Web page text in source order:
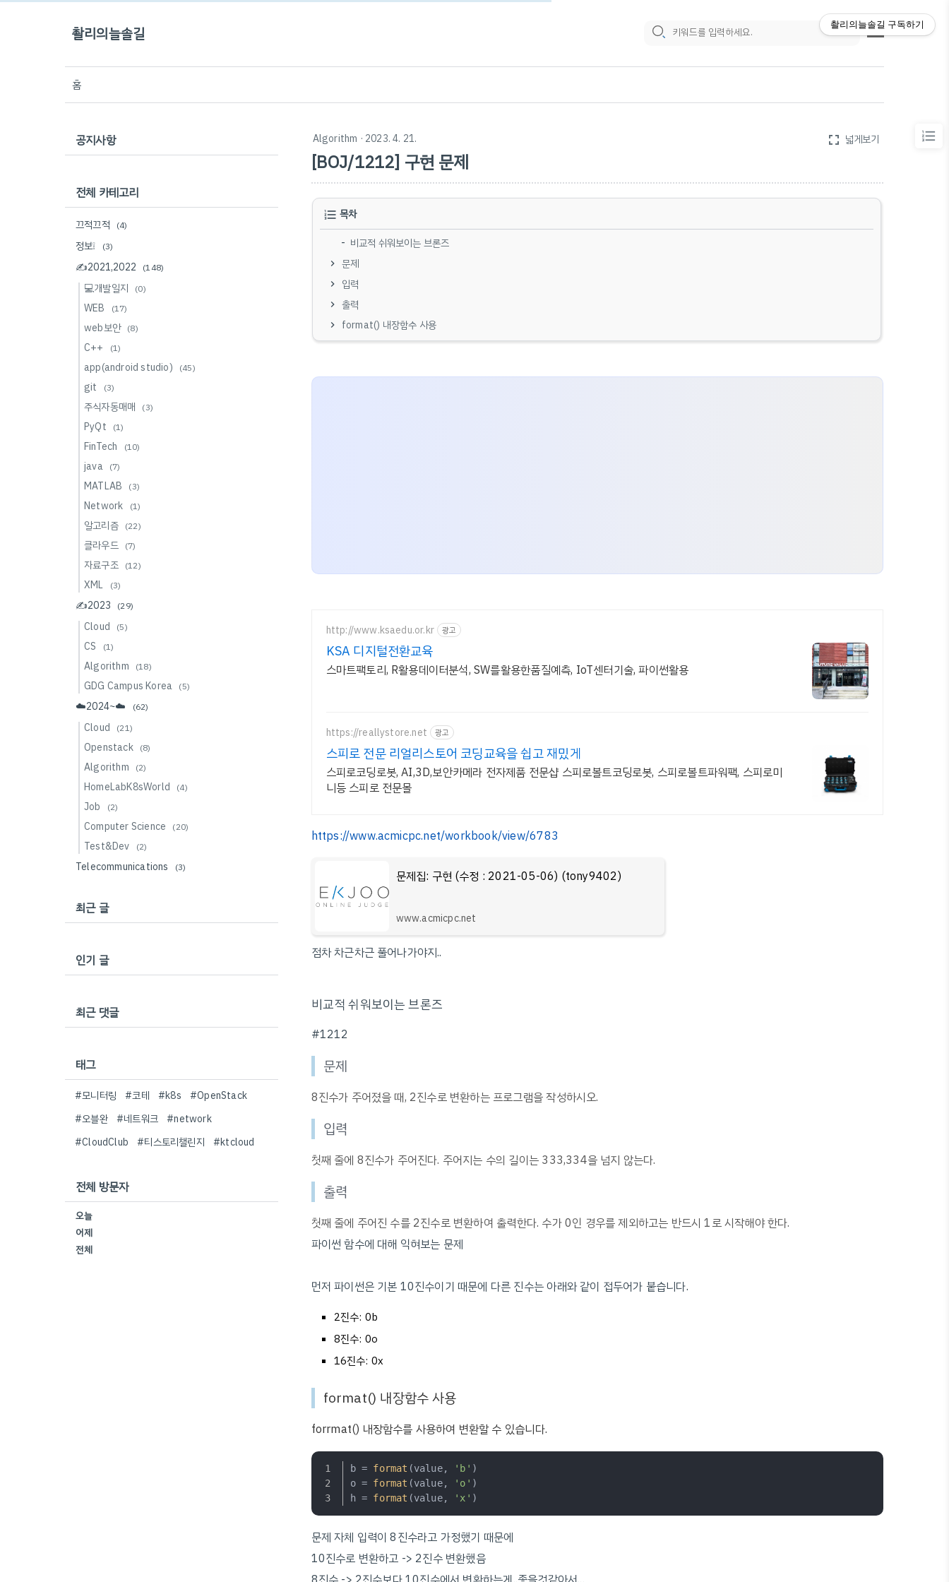
촬리의늘솔길
홈
Algorithm · 2023. 4. 21. fullscreen 넓게보기
[BOJ/1212] 구현 문제
목차
비교적 쉬워보이는 브론즈
문제
입력
출력
format() 내장함수 사용
http://www.ksaedu.or.kr 광고
KSA 디지털전환교육
스마트팩토리, R활용데이터분석, SW를활용한품질예측, IoT센터기술, 파이썬활용
https://reallystore.net 광고
스피로 전문 리얼리스토어 코딩교육을 쉽고 재밌게
스피로코딩로봇, AI,3D,보안카메라 전자제품 전문샵 스피로볼트코딩로봇, 스피로볼트파워팩, 스피로미
니등 스피로 전문몰
https://www.acmicpc.net/workbook/view/6783
문제집: 구현 (수정 : 2021-05-06) (tony9402)
www.acmicpc.net
점차 차근차근 풀어나가야지..
비교적 쉬워보이는 브론즈
#1212
문제
8진수가 주어졌을 때, 2진수로 변환하는 프로그램을 작성하시오.
입력
첫째 줄에 8진수가 주어진다. 주어지는 수의 길이는 333,334을 넘지 않는다.
출력
첫째 줄에 주어진 수를 2진수로 변환하여 출력한다. 수가 0인 경우를 제외하고는 반드시 1로 시작해야 한다.
파이썬 함수에 대해 익혀보는 문제
먼저 파이썬은 기본 10진수이기 때문에 다른 진수는 아래와 같이 접두어가 붙습니다.
2진수: 0b
8진수: 0o
16진수: 0x
format() 내장함수 사용
forrmat() 내장함수를 사용하여 변환할 수 있습니다.
b = format (value, 'b' )
o = format (value, 'o' )
h = format (value, 'x' )
문제 자체 입력이 8진수라고 가정했기 때문에
10진수로 변환하고 -> 2진수 변환했음
공지사항
전체 카테고리
끄적끄적 (4)
정보❕ (3)
✍2021,2022 (148)
💻개발일지 (0)
WEB (17)
web보안 (8)
C++ (1)
app(android studio) (45)
git (3)
주식자동매매 (3)
PyQt (1)
FinTech (10)
java (7)
MATLAB (3)
Network (1)
알고리즘 (22)
클라우드 (7)
자료구조 (12)
XML (3)
✍️2023 (29)
Cloud (5)
CS (1)
Algorithm (18)
GDG Campus Korea (5)
☁️2024~☁️ (62)
Cloud (21)
Openstack (8)
Algorithm (2)
HomeLabK8sWorld (4)
Job (2)
Computer Science (20)
Test&Dev (2)
Telecommunications (3)
최근 글
인기 글
최근 댓글
태그
#모니터링 #코테 #k8s
#OpenStack
#오블완 #네트워크 #network
#CloudClub
#티스토리챌린지 #ktcloud
전체 방문자
오늘
어제
전체
촬리의늘솔길 구독하기